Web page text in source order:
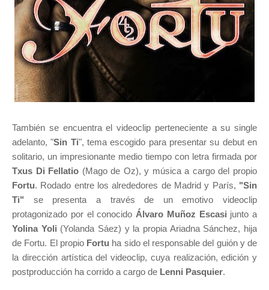
También se encuentra el videoclip perteneciente a su single
adelanto, "Sin Ti", tema escogido para presentar su debut en
solitario, un impresionante medio tiempo con letra firmada por
Txus Di Fellatio (Mago de Oz), y música a cargo del propio
Fortu. Rodado entre los alrededores de Madrid y París, "Sin
Ti" se presenta a través de un emotivo videoclip
protagonizado por el conocido Álvaro Muñoz Escasi junto a
Yolina Yoli (Yolanda Sáez) y la propia Ariadna Sánchez, hija
de Fortu. El propio Fortu ha sido el responsable del guión y de
la dirección artística del videoclip, cuya realización, edición y
postproducción ha corrido a cargo de Lenni Pasquier.